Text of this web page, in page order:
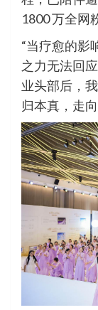
1800 万全网
“当疗愈的影
之力无法回
业头部后，
归本真，走